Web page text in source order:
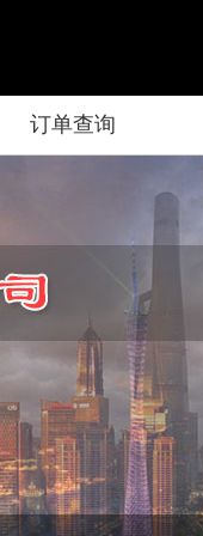
订单查询